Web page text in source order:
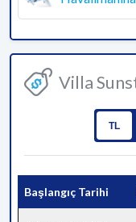
Villa
TL
Başlangıç Tarihi